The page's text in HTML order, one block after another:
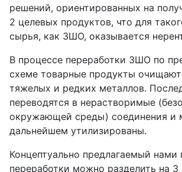
решений, ориентированных на
2 целевых продуктов, что для
сырья, как ЗШО, оказывается
В процессе переработки ЗШО по
схеме товарные продукты
тяжелых и редких металлов.
переводятся в нерастворимые
окружающей среды) соединения и
дальнейшем утилизированы.
Концептуально предлагаемый нами
переработки можно разделить на 3